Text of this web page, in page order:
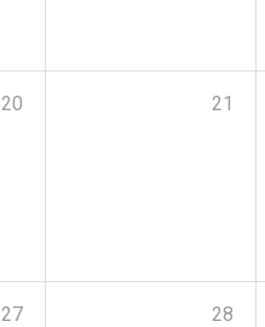
20 21
27 28